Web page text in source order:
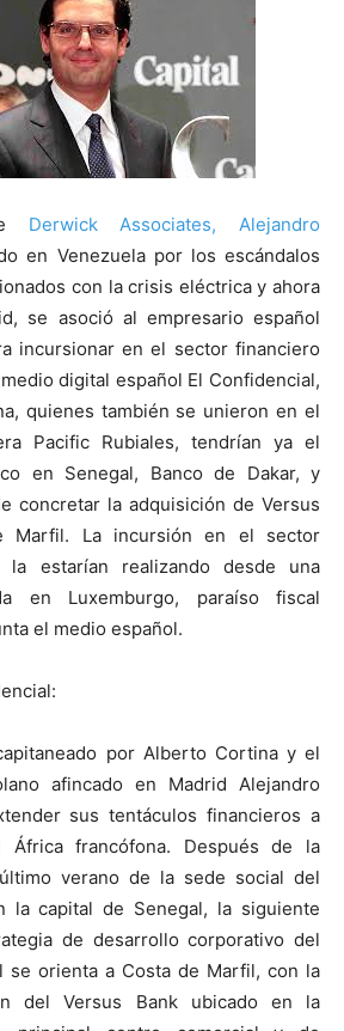
Derwick Associates, Alejandro
en Venezuela por los escándalos
con la crisis eléctrica y ahora
se asoció al empresario español
incursionar en el sector financiero
digital español El Confidencial,
quienes también se unieron en el
Pacific Rubiales, tendrían ya el
en Senegal, Banco de Dakar, y
concretar la adquisición de Versus
Marfil. La incursión en el sector
la estarían realizando desde una
en Luxemburgo, paraíso fiscal
el medio español.
por Alberto Cortina y el
afincado en Madrid Alejandro
sus tentáculos financieros a
África francófona. Después de la
verano de la sede social del
la capital de Senegal, la siguiente
de desarrollo corporativo del
se orienta a Costa de Marfil, con la
del Versus Bank ubicado en la